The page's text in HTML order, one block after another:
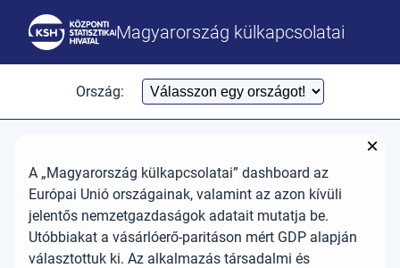
Magyarország külkapcsolatai
Ország:
×
A „Magyarország külkapcsolatai” dashboard az
Európai Unió országainak, valamint az azon kívüli
jelentős nemzetgazdaságok adatait mutatja be.
Utóbbiakat a vásárlóerő-paritáson mért GDP alapján
választottuk ki. Az alkalmazás társadalmi és